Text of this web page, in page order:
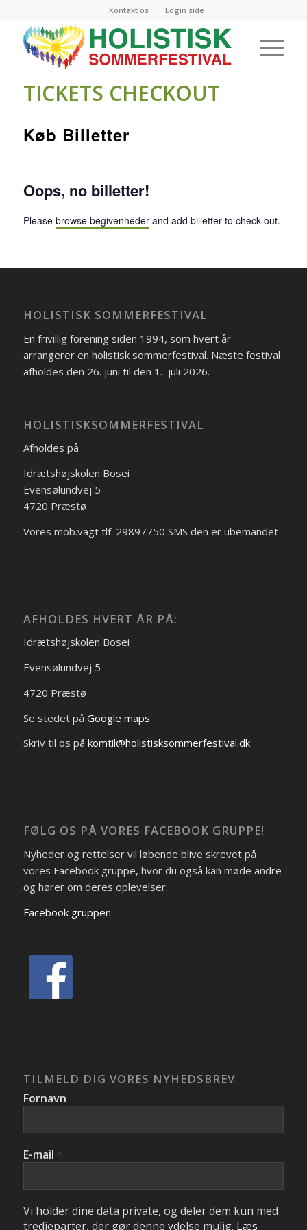
Kontakt os Login side
TICKETS CHECKOUT
Køb Billetter
Oops, no billetter!
Please browse begivenhederand add billetter to check out.
HOLISTISK SOMMERFESTIVAL
En frivillig forening siden 1994, som hvert år
arrangerer en holistisk sommerfestival. Næste festival
afholdes den 26. juni til den 1. juli 2026.
HOLISTISKSOMMERFESTIVAL
Afholdes på
Idrætshøjskolen Bosei
Evensølundvej 5
4720 Præstø
Vores mob.vagt tlf. 29897750 SMS den er ubemandet
AFHOLDES HVERT ÅR PÅ:
Idrætshøjskolen Bosei
Evensølundvej 5
4720 Præstø
Se stedet på Google maps
Skriv til os på komtil@holistisksommerfestival.dk
FØLG OS PÅ VORES FACEBOOK GRUPPE!
Nyheder og rettelser vil løbende blive skrevet på
vores Facebook gruppe, hvor du også kan møde andre
og hører om deres oplevelser.
Facebook gruppen
TILMELD DIG VORES NYHEDSBREV
Fornavn
E-mail *
Vi holder dine data private, og deler dem kun med
tredjeparter, der gør denne ydelse mulig. Læs